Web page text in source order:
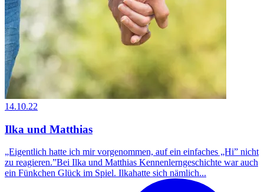
14.10.22
Ilka und Matthias
„Eigentlich hatte ich mir vorgenommen, auf ein einfaches „Hi” nicht
zu reagieren.”Bei Ilka und Matthias Kennenlerngeschichte war auch
ein Fünkchen Glück im Spiel. Ilkahatte sich nämlich...